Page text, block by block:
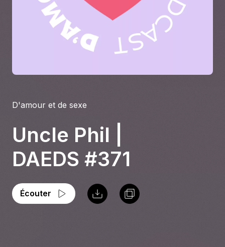
S'impliquer
Carrière
Location studio
D'amour et de sexe
Uncle Phil |
DAEDS #371
Écouter